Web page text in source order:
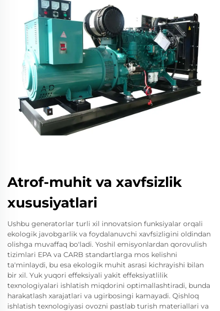
Atrof-muhit va xavfsizlik
xususiyatlari
Ushbu generatorlar turli xil innovatsion funksiyalar orqali
ekologik javobgarlik va foydalanuvchi xavfsizligini oldindan
olishga muvaffaq bo'ladi. Yoshil emisyonlardan qorovulish
tizimlari EPA va CARB standartlarga mos kelishni
ta'minlaydi, bu esa ekologik muhit asrasi kichrayishi bilan
bir xil. Yuk yuqori effeksiyali yakit effeksiyatlilik
texnologiyalari ishlatish miqdorini optimallashtiradi, bunda
harakatlash xarajatlari va ugirbosingi kamayadi. Qishloq
ishlatish texnologiyasi ovozni pastlab turish materiallari va